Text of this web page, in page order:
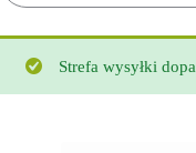
Strefa wysyłki